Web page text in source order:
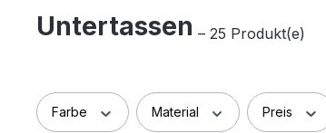
Untertassen – 25 Produkt(e)
Farbe Material Preis